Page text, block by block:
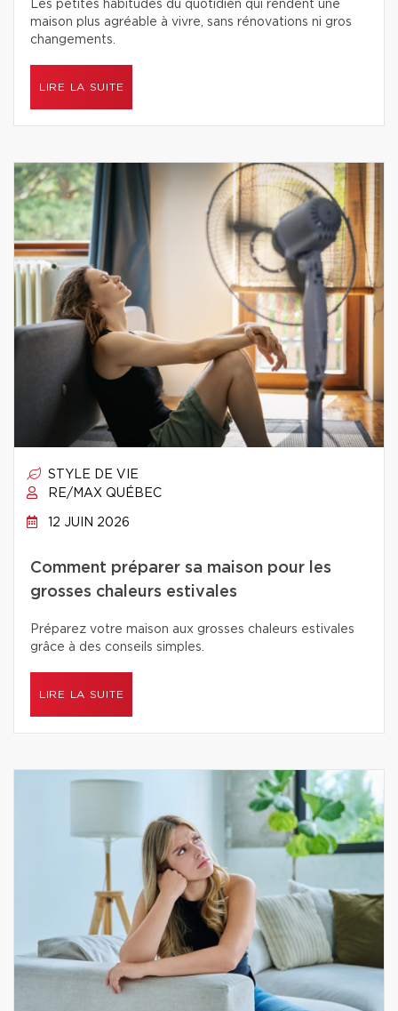
Les petites habitudes du quotidien qui rendent une
maison plus agréable à vivre, sans rénovations ni gros
changements.
LIRE LA SUITE
STYLE DE VIE
RE/MAX QUÉBEC
12 JUIN 2026
Comment préparer sa maison pour les
grosses chaleurs estivales
Préparez votre maison aux grosses chaleurs estivales
grâce à des conseils simples.
LIRE LA SUITE